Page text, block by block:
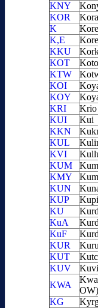
KNY
KOR
K
K,E
KKU
KOT
KTW
KOI
KOY
KRI
Krio
KUI
Kui
KKN
KUL
KVI
KUM
KMY
KUN
KUP
KU
KuA
KuF
KUR
KUT
KUV
Kuvi
KWA
OW)
KG